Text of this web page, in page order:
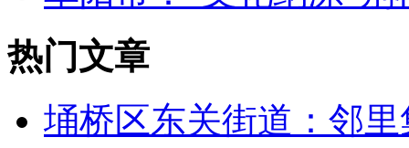
热门文章
埇桥区东关街道：邻里